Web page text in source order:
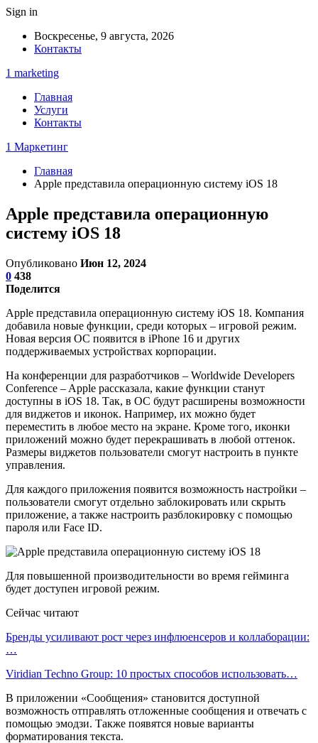
Sign in
Воскресенье, 9 августа, 2026
Контакты
1 marketing
Главная
Услуги
Контакты
1 Маркетинг
Главная
Apple представила операционную систему iOS 18
Apple представила операционную
систему iOS 18
Опубликовано Июн 12, 2024
0 438
Поделится
Apple представила операционную систему iOS 18. Компания
добавила новые функции, среди которых – игровой режим.
Новая версия ОС появится в iPhone 16 и других
поддерживаемых устройствах корпорации.
На конференции для разработчиков – Worldwide Developers
Conference – Apple рассказала, какие функции станут
доступны в iOS 18. Так, в ОС будут расширены возможности
для виджетов и иконок. Например, их можно будет
переместить в любое место на экране. Кроме того, иконки
приложений можно будет перекрашивать в любой оттенок.
Размеры виджетов пользователи смогут настроить в пункте
управления.
Для каждого приложения появится возможность настройки –
пользователи смогут отдельно заблокировать или скрыть
приложение, а также настроить разблокировку с помощью
пароля или Face ID.
Для повышенной производительности во время гейминга
будет доступен игровой режим.
Сейчас читают
Бренды усиливают рост через инфлюенсеров и коллаборации:
…
Viridian Techno Group: 10 простых способов использовать…
В приложении «Сообщения» становится доступной
возможность отправлять отложенные сообщения и отвечать с
помощью эмодзи. Также появятся новые варианты
форматирования текста.